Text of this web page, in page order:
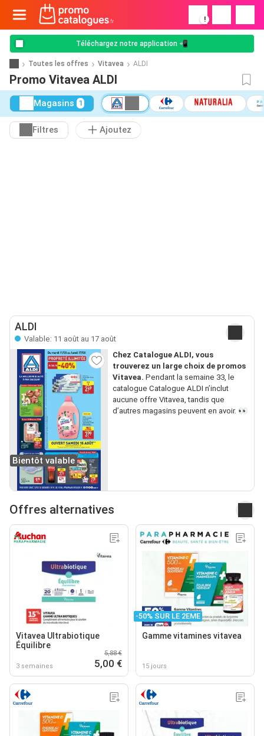
!
Téléchargez notre application 📲
Toutes les offres Vitavea ALDI
Promo Vitavea ALDI
Magasins 1
Filtres Ajoutez
ALDI
Valable: 11 août au 17 août
Bientôt valable
Chez Catalogue ALDI, vous
trouverez un large choix de promos
Vitavea. Pendant la semaine 33, le
catalogue Catalogue ALDI n’inclut
aucune offre Vitavea, tandis que
d’autres magasins peuvent en avoir. 👀
Offres alternatives
Vitavea Ultrabiotique
Équilibre
3 semaines
5,88 €
5,00 €
-50% SUR LE 2EME
Gamme vitamines vitavea
15 jours